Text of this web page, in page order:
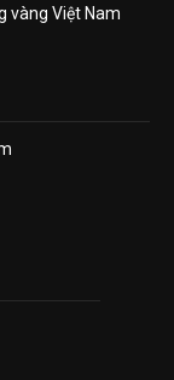
vàng Việt Nam